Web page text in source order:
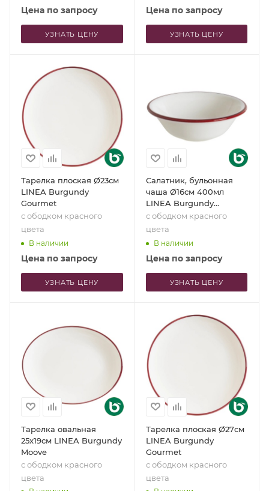
Цена по запросу
УЗНАТЬ ЦЕНУ
Цена по запросу
УЗНАТЬ ЦЕНУ
Тарелка плоская Ø23см
LINEA Burgundy
Gourmet
с ободком красного
цвета
В наличии
Цена по запросу
УЗНАТЬ ЦЕНУ
Салатник, бульонная
чаша Ø16см 400мл
LINEA Burgundy
Gourmet
с ободком красного
цвета
В наличии
Цена по запросу
УЗНАТЬ ЦЕНУ
Тарелка овальная
25x19см LINEA Burgundy
Moove
с ободком красного
цвета
Тарелка плоская Ø27см
LINEA Burgundy
Gourmet
с ободком красного
цвета